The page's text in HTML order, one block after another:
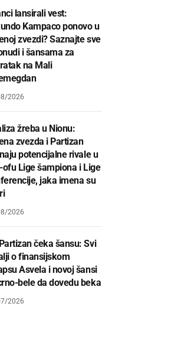
lansirali vest:
Kampaco ponovo u
zvezdi? Saznajte sve
i šansama za
na Mali
2026
žreba u Nionu:
zvezda i Partizan
potencijalne rivale u
ofu Lige šampiona i Lige
jaka imena su
2026
čeka šansu: Svi
o finansijskom
Asvela i novoj šansi
bele da dovedu beka
2026